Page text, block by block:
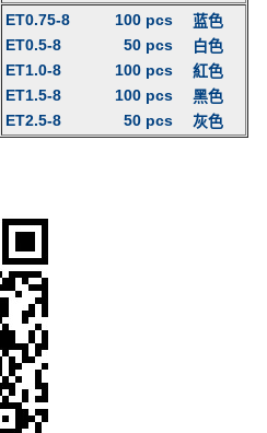
ET0.75-8 100 pcs
蓝色
ET0.5-8
50 pcs
白色
ET1.0-8
100 pcs
紅色
ET1.5-8
100 pcs
黑色
ET2.5-8
50 pcs 灰色